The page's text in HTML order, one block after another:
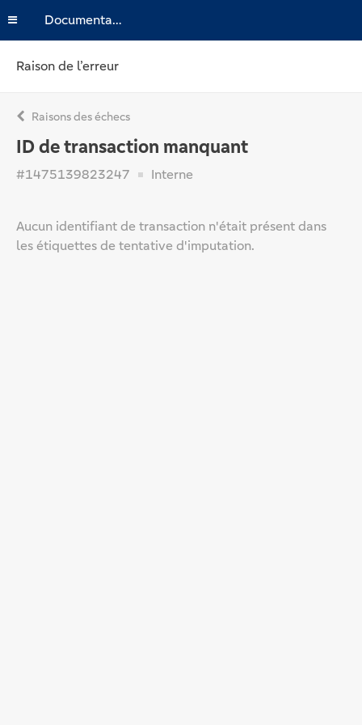
Documentation
Raison de l’erreur
Raisons des échecs
ID de transaction manquant
#1475139823247 Interne
Aucun identifiant de transaction n'était présent dans
les étiquettes de tentative d'imputation.